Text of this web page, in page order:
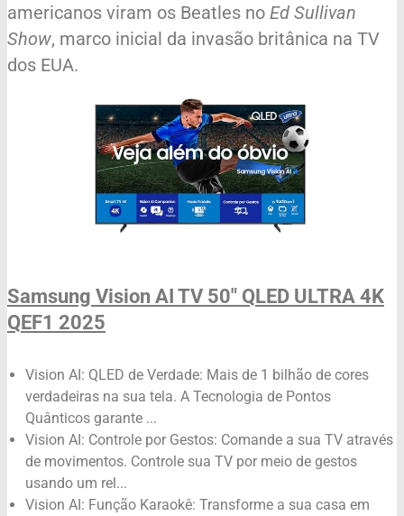
americanos viram os Beatles no Ed Sullivan
Show, marco inicial da invasão britânica na TV
dos EUA.
Samsung Vision AI TV 50" QLED ULTRA 4K
QEF1 2025
Vision AI: QLED de Verdade: Mais de 1 bilhão de cores
verdadeiras na sua tela. A Tecnologia de Pontos
Quânticos garante ...
Vision AI: Controle por Gestos: Comande a sua TV através
de movimentos. Controle sua TV por meio de gestos
usando um rel...
Vision AI: Função Karaokê: Transforme a sua casa em